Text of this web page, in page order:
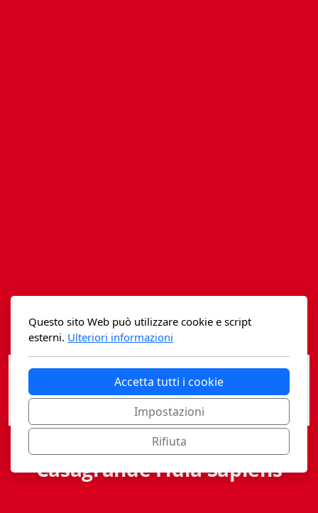
Casagrande Fidia Sapiens
Questo sito Web può utilizzare cookie e script
esterni. Ulteriori informazioni
Accetta tutti i cookie
Impostazioni
Rifiuta
Maestri della Pietra
Oltre le frontiere
Spyra
Testi scolastici
Varia